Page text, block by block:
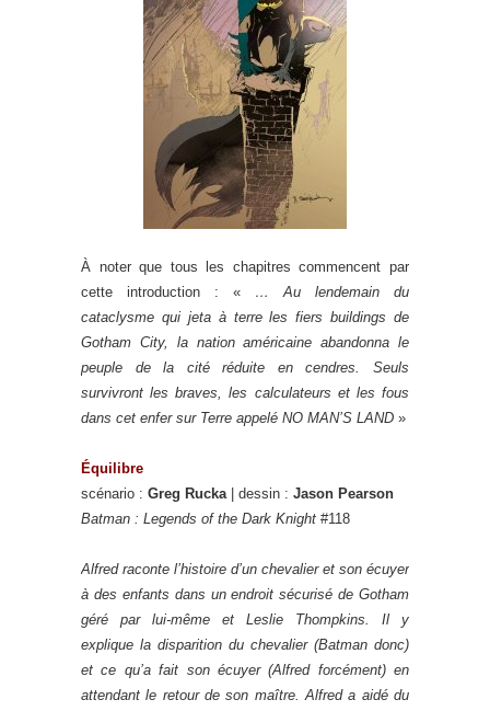
À noter que tous les chapitres commencent par
cette introduction : « … Au lendemain du
cataclysme qui jeta à terre les fiers buildings de
Gotham City, la nation américaine abandonna le
peuple de la cité réduite en cendres. Seuls
survivront les braves, les calculateurs et les fous
dans cet enfer sur Terre appelé NO MAN’S LAND »
Équilibre
scénario : Greg Rucka| dessin : Jason Pearson
Batman : Legends of the Dark Knight #118
Alfred raconte l’histoire d’un chevalier et son écuyer
à des enfants dans un endroit sécurisé de Gotham
géré par lui-même et Leslie Thompkins. Il y
explique la disparition du chevalier (Batman donc)
et ce qu’a fait son écuyer (Alfred forcément) en
attendant le retour de son maître. Alfred a aidé du